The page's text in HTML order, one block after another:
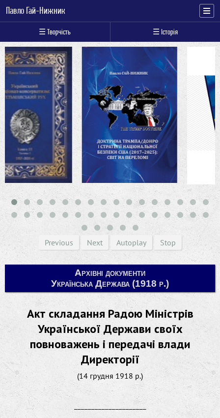
Павло Гай-Нижник
☰ Творчість ☰ Історія
Previous Next Autoplay Stop
Архівні документи
Українська Держава (1918 р.)
Акт складання Радою Міністрів
Української Держави своїх
повноважень і передачі влади
Директорії
(14 грудня 1918 р.)
_____________________